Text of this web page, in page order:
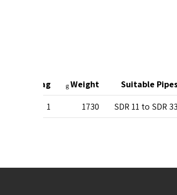
Suitable
Weight
g
Unit Per Bag
SDR 11 to SDR 33
1730
1